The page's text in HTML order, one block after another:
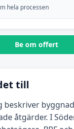
hela processen
Be om offert
till
beskriver
åtgärder. I